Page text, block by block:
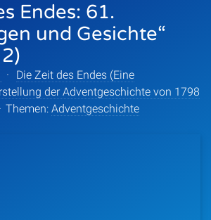
Endes: 61.
und Gesichte“
·
Die Zeit des Endes (Eine
der Adventgeschichte von 1798
· Themen: Adventgeschichte
Serien
Sprecher
Themen